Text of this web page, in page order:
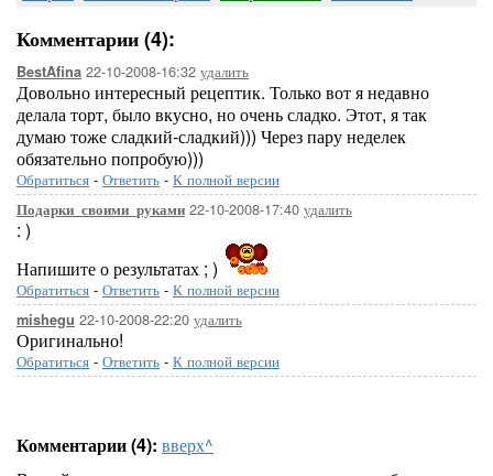
Комментарии (4):
BestAfina 22-10-2008-16:32 удалить
Довольно интересный рецептик. Только вот я недавно
делала торт, было вкусно, но очень сладко. Этот, я так
думаю тоже сладкий-сладкий))) Через пару неделек
обязательно попробую)))
Обратиться - Ответить - К полной версии
Подарки_своими_руками 22-10-2008-17:40 удалить
: )
Напишите о результатах ; )
Обратиться - Ответить - К полной версии
mishegu 22-10-2008-22:20 удалить
Оригинально!
Обратиться - Ответить - К полной версии
Комментарии (4): вверх^